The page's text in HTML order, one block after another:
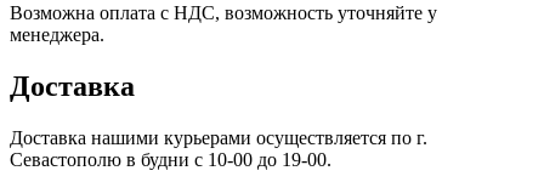
Возможна оплата с НДС, возможность уточняйте у
менеджера.
Доставка
Доставка нашими курьерами осуществляется по г.
Севастополю в будни с 10-00 до 19-00.